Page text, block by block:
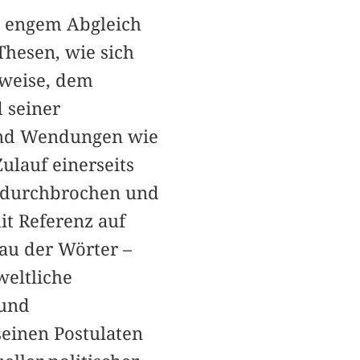
Abgleich
wie sich
dem
seiner
Wendungen wie
einerseits
und
Referenz auf
der Wörter –
Postulaten